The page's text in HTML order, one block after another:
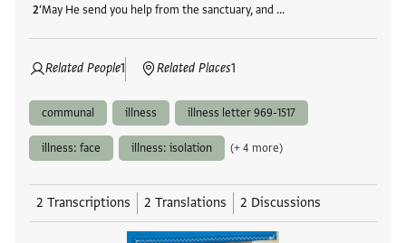
‘May He send you help from the sanctuary, and …
Related People1 Related Places1
communal illness illness letter 969-1517
illness: face illness: isolation (+ 4 more)
2 Transcriptions 2 Translations 2 Discussions